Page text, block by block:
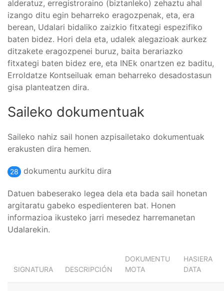
alderatuz, erregistroraino (biztanleko) zehaztu ahal
izango ditu egin beharreko eragozpenak, eta, era
berean, Udalari bidaliko zaizkio fitxategi espezifiko
baten bidez. Hori dela eta, udalek alegazioak aurkez
ditzakete eragozpenei buruz, baita berariazko
fitxategi baten bidez ere, eta INEk onartzen ez baditu,
Erroldatze Kontseiluak eman beharreko desadostasun
gisa planteatzen dira.
Saileko dokumentuak
Saileko nahiz sail honen azpisailetako dokumentuak
erakusten dira hemen.
28 dokumentu aurkitu dira
Datuen babeserako legea dela eta bada sail honetan
argitaratu gabeko espedienteren bat. Honen
informazioa ikusteko jarri mesedez harremanetan
Udalarekin.
SIGNATURA DESCRIPCIÓN
DOKUMENTU
MOTA
HASIERA
DATA